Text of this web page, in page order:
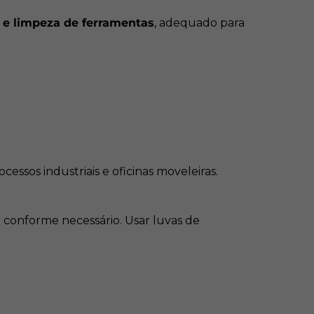
aplicações médias e contínuas;
limpeza de ferramentas, adequado para
industriais e oficinas moveleiras.
necessário. Usar luvas de